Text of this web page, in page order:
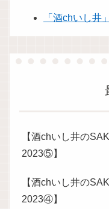
「酒chいし井
【酒chいし井の
2023⑤】
【酒chいし井の
2023④】